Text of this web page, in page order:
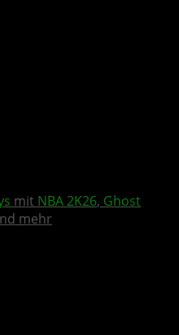
mit NBA 2K26, Ghost
mehr